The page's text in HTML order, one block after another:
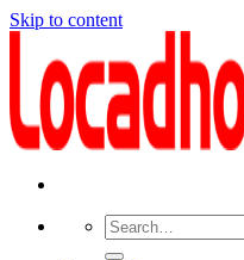
Skip to content